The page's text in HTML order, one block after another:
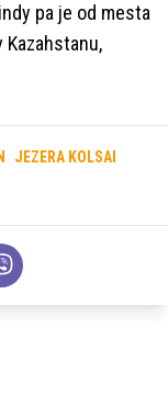
pa je od mesta
JEZERA KOLSAI